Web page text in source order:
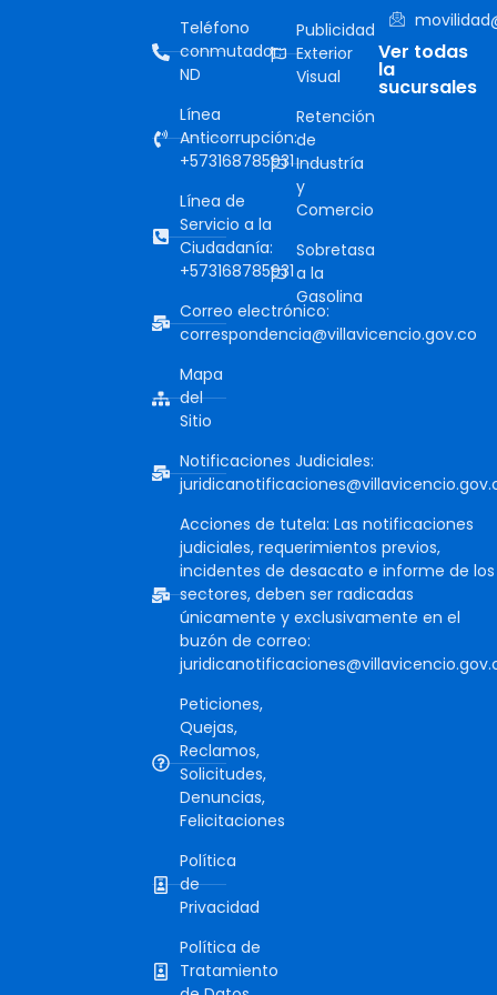
Teléfono
conmutador:
ND
Línea
Anticorrupción:
+573168785931
Línea de
Servicio a la
Ciudadanía:
+573168785931
Correo electrónico:
correspondencia@villavicencio.gov.co
Mapa
del
Sitio
Notificaciones Judiciales:
Acciones de tutela: Las notificaciones
judiciales, requerimientos previos,
incidentes de desacato e informe de los
sectores, deben ser radicadas
únicamente y exclusivamente en el
buzón de correo:
Peticiones,
Quejas,
Reclamos,
Solicitudes,
Denuncias,
Felicitaciones
Política
de
Privacidad
Política de
Tratamiento
Publicidad
Exterior
Visual
Retención
de
Industría
y
Comercio
Sobretasa
a la
Gasolina
Ver todas
la
sucursales